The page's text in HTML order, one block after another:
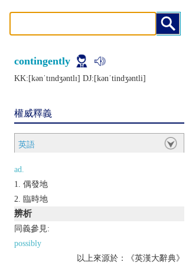
contingently
KK:[kǝnˈtɪndʒǝntlɪ] DJ:[kǝnˈtindʒǝntli]
權威釋義
英語
ad.
偶發地
臨時地
辨析
同義參見:
possibly
以上來源於：《英漢大辭典》